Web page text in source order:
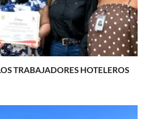
TRABAJADORES HOTELEROS